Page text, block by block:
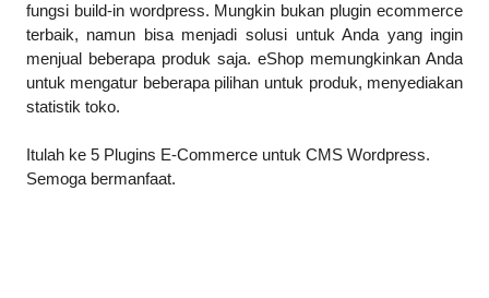
fungsi build-in wordpress. Mungkin bukan plugin ecommerce
terbaik, namun bisa menjadi solusi untuk Anda yang ingin
menjual beberapa produk saja. eShop memungkinkan Anda
untuk mengatur beberapa pilihan untuk produk, menyediakan
statistik toko.
Itulah ke 5 Plugins E-Commerce untuk CMS Wordpress.
Semoga bermanfaat.